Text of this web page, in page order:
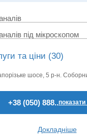
під мікроскопом
та ціни (30)
шосе, 5 р-н.
+38 (050) 888..
Докладніше